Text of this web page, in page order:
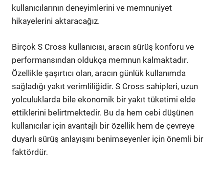
kullanıcılarının deneyimlerini ve memnuniyet
hikayelerini aktaracağız.
Birçok S Cross kullanıcısı, aracın sürüş konforu ve
performansından oldukça memnun kalmaktadır.
Özellikle şaşırtıcı olan, aracın günlük kullanımda
sağladığı yakıt verimliliğidir. S Cross sahipleri, uzun
yolculuklarda bile ekonomik bir yakıt tüketimi elde
ettiklerini belirtmektedir. Bu da hem cebi düşünen
kullanıcılar için avantajlı bir özellik hem de çevreye
duyarlı sürüş anlayışını benimseyenler için önemli bir
faktördür.